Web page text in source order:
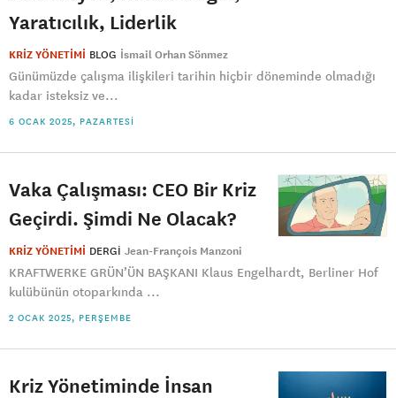
Yaratıcılık, Liderlik
KRİZ YÖNETİMİ BLOG İsmail Orhan Sönmez
Günümüzde çalışma ilişkileri tarihin hiçbir döneminde olmadığı
kadar isteksiz ve...
6 OCAK 2025, PAZARTESI
Vaka Çalışması: CEO Bir Kriz
Geçirdi. Şimdi Ne Olacak?
KRİZ YÖNETİMİ DERGI Jean-François Manzoni
KRAFTWERKE GRÜN’ÜN BAŞKANI Klaus Engelhardt, Berliner Hof
kulübünün otoparkında ...
2 OCAK 2025, PERŞEMBE
Kriz Yönetiminde İnsan